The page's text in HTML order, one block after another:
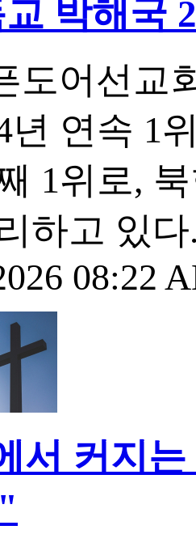
박해국
도어선교
년 연속 1
1위로,
하고 있
08:22
서 커지